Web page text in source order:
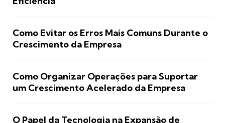
Como Evitar os Erros Mais Comuns Durante o
Crescimento da Empresa
Como Organizar Operações para Suportar
um Crescimento Acelerado da Empresa
O Papel da Tecnologia na Expansão de